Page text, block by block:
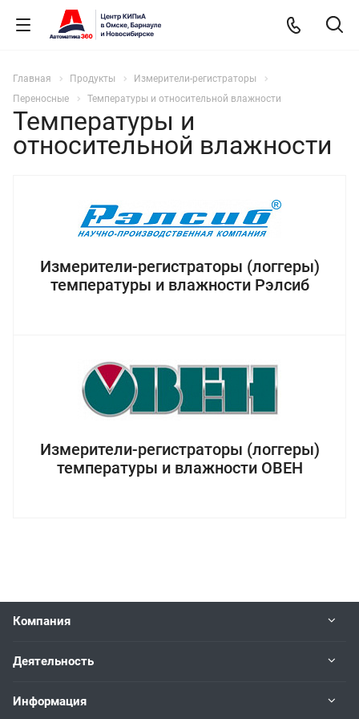
Главная Продукты
Измерители-регистраторы
Переносные
Температуры и относительной влажности
Температуры и
относительной влажности
Измерители-регистраторы (логгеры)
температуры и влажности Рэлсиб
Измерители-регистраторы (логгеры)
температуры и влажности ОВЕН
Компания
Деятельность
Информация